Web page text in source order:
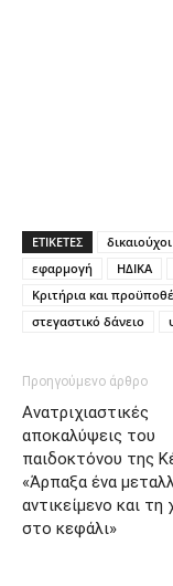
ΕΤΙΚΕΤΕΣ
εφαρμογή
ΗΔΙΚΑ
Κριτήρια και
στεγαστικό δάνειο
Προηγούμενο άρθρο
Ανατριχιαστικές
αποκαλύψεις του
παιδοκτόνου της
«Άρπαξα ένα
αντικείμενο και
στο κεφάλι»